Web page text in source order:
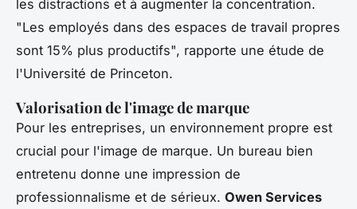
les distractions et à augmenter la concentration.
"Les employés dans des espaces de travail propres
sont 15% plus productifs", rapporte une étude de
l'Université de Princeton.
Valorisation de l'image de marque
Pour les entreprises, un environnement propre est
crucial pour l'image de marque. Un bureau bien
entretenu donne une impression de
professionnalisme et de sérieux. Owen Services